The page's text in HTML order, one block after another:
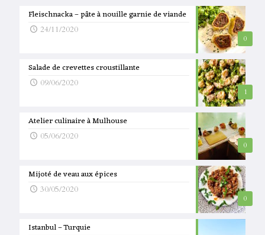
0
Fleischnacka – pâte à nouille garnie de viande
24/11/2020
1
Salade de crevettes croustillante
09/06/2020
0
Atelier culinaire à Mulhouse
05/06/2020
0
Mijoté de veau aux épices
30/05/2020
Istanbul – Turquie